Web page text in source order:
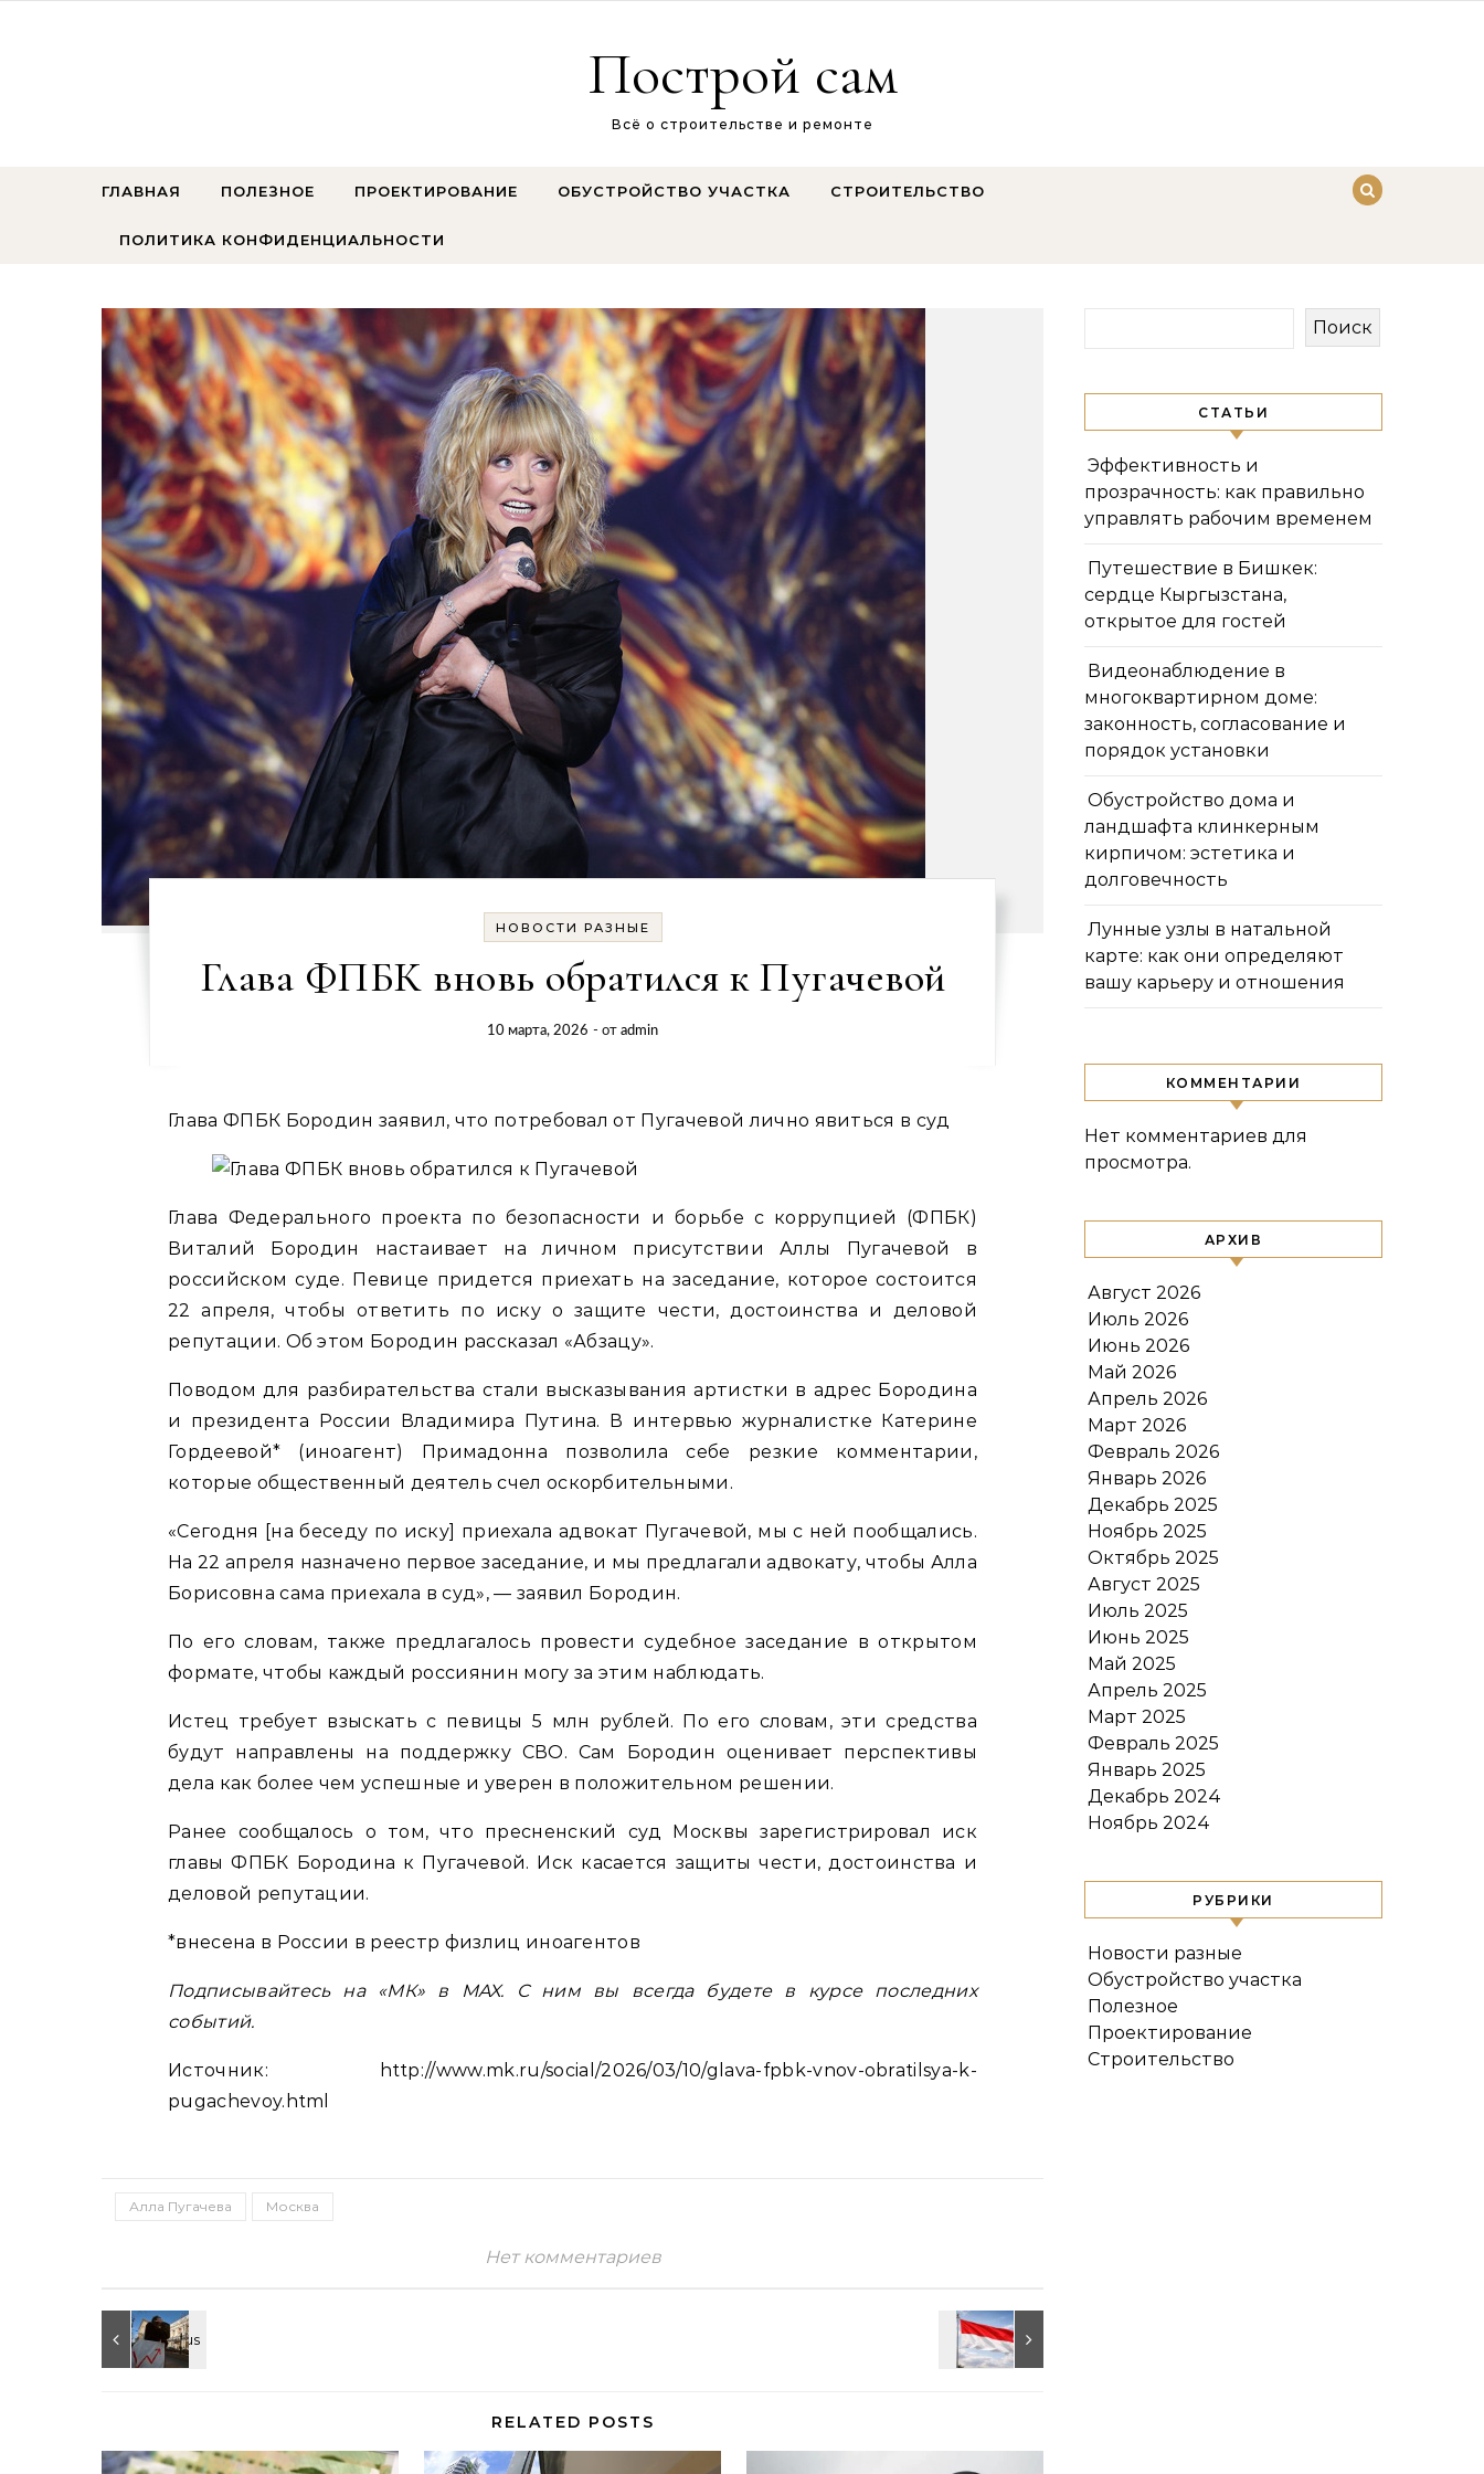
Построй сам
Всё о строительстве и ремонте
ГЛАВНАЯ ПОЛЕЗНОЕ ПРОЕКТИРОВАНИЕ ОБУСТРОЙСТВО УЧАСТКА СТРОИТЕЛЬСТВО
ПОЛИТИКА КОНФИДЕНЦИАЛЬНОСТИ
НОВОСТИ РАЗНЫЕ
Глава ФПБК вновь обратился к Пугачевой
10 марта, 2026 - от admin
Глава ФПБК Бородин заявил, что потребовал от Пугачевой лично явиться в суд
Глава Федерального проекта по безопасности и борьбе с коррупцией (ФПБК)
Виталий Бородин настаивает на личном присутствии Аллы Пугачевой в
российском суде. Певице придется приехать на заседание, которое состоится
22 апреля, чтобы ответить по иску о защите чести, достоинства и деловой
репутации. Об этом Бородин рассказал «Абзацу».
Поводом для разбирательства стали высказывания артистки в адрес Бородина
и президента России Владимира Путина. В интервью журналистке Катерине
Гордеевой* (иноагент) Примадонна позволила себе резкие комментарии,
которые общественный деятель счел оскорбительными.
«Сегодня [на беседу по иску] приехала адвокат Пугачевой, мы с ней пообщались.
На 22 апреля назначено первое заседание, и мы предлагали адвокату, чтобы Алла
Борисовна сама приехала в суд», — заявил Бородин.
По его словам, также предлагалось провести судебное заседание в открытом
формате, чтобы каждый россиянин могу за этим наблюдать.
Истец требует взыскать с певицы 5 млн рублей. По его словам, эти средства
будут направлены на поддержку СВО. Сам Бородин оценивает перспективы
дела как более чем успешные и уверен в положительном решении.
Ранее сообщалось о том, что пресненский суд Москвы зарегистрировал иск
главы ФПБК Бородина к Пугачевой. Иск касается защиты чести, достоинства и
деловой репутации.
*внесена в России в реестр физлиц иноагентов
Подписывайтесь на «МК» в MAX. С ним вы всегда будете в курсе последних
событий.
Источник: http://www.mk.ru/social/2026/03/10/glava-fpbk-vnov-obratilsya-k-
pugachevoy.html
Алла Пугачева Москва
Нет комментариев
RELATED POSTS
Поиск
СТАТЬИ
Эффективность и
прозрачность: как правильно
управлять рабочим временем
Путешествие в Бишкек:
сердце Кыргызстана,
открытое для гостей
Видеонаблюдение в
многоквартирном доме:
законность, согласование и
порядок установки
Обустройство дома и
ландшафта клинкерным
кирпичом: эстетика и
долговечность
Лунные узлы в натальной
карте: как они определяют
вашу карьеру и отношения
КОММЕНТАРИИ
Нет комментариев для
просмотра.
АРХИВ
Август 2026
Июль 2026
Июнь 2026
Май 2026
Апрель 2026
Март 2026
Февраль 2026
Январь 2026
Декабрь 2025
Ноябрь 2025
Октябрь 2025
Август 2025
Июль 2025
Июнь 2025
Май 2025
Апрель 2025
Март 2025
Февраль 2025
Январь 2025
Декабрь 2024
Ноябрь 2024
РУБРИКИ
Новости разные
Обустройство участка
Полезное
Проектирование
Строительство